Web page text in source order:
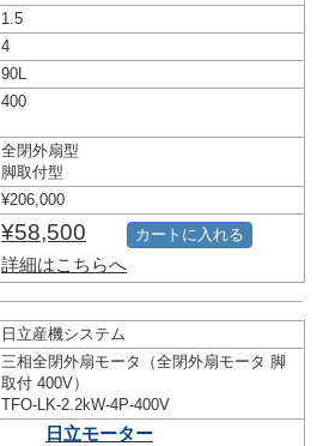
1.5
4
90L
400
全閉外扇型
脚取付型
¥206,000
¥58,500
詳細はこちらへ
カートに入れる
日立産機システム
三相全閉外扇モータ（全閉外扇モータ 脚
取付 400V）
TFO-LK-2.2kW-4P-400V
日立モーター